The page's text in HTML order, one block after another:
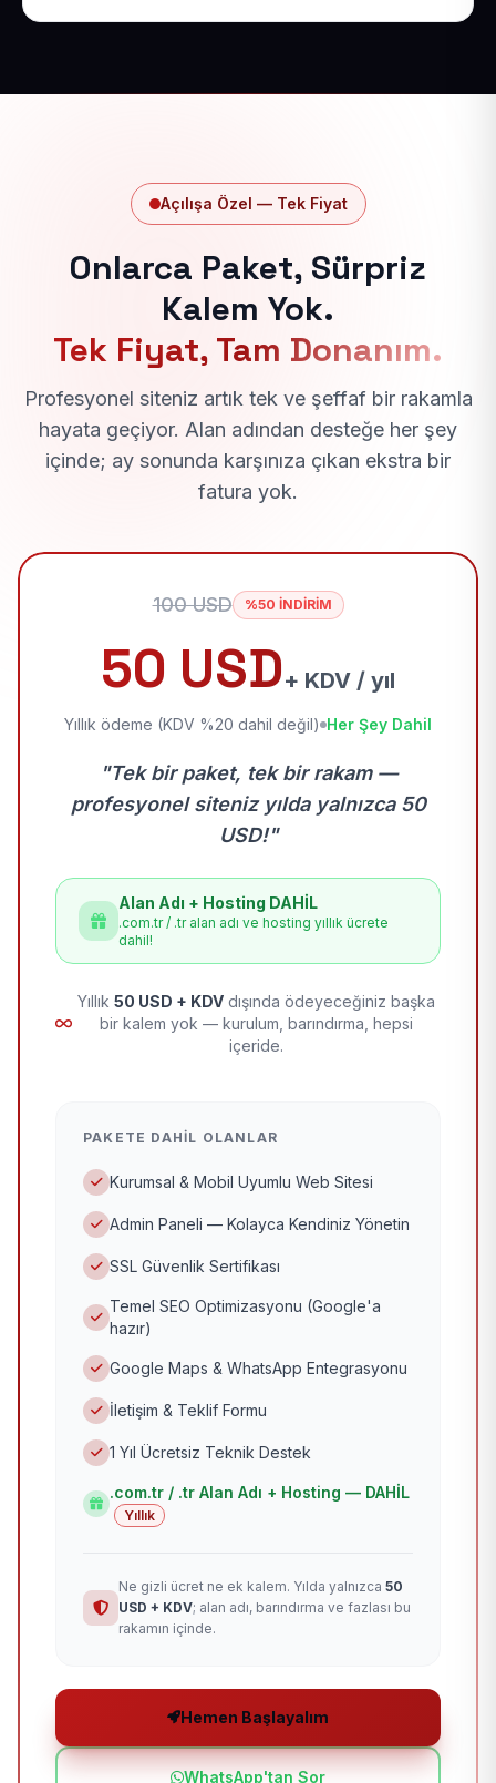
Açılışa Özel — Tek Fiyat
Onlarca Paket, Sürpriz
Kalem Yok.
Tek Fiyat, Tam Donanım.
Profesyonel siteniz artık tek ve şeffaf bir rakamla
hayata geçiyor. Alan adından desteğe her şey
içinde; ay sonunda karşınıza çıkan ekstra bir
fatura yok.
100 USD %50 İNDİRİM
50 USD+ KDV / yıl
Yıllık ödeme (KDV %20 dahil değil) Her Şey Dahil
"Tek bir paket, tek bir rakam —
profesyonel siteniz yılda yalnızca 50
USD!"
Alan Adı + Hosting DAHİL
.com.tr / .tr alan adı ve hosting yıllık ücrete
dahil!
Yıllık 50 USD + KDV dışında ödeyeceğiniz başka
bir kalem yok — kurulum, barındırma, hepsi
içeride.
PAKETE DAHIL OLANLAR
Kurumsal & Mobil Uyumlu Web Sitesi
Admin Paneli — Kolayca Kendiniz Yönetin
SSL Güvenlik Sertifikası
Temel SEO Optimizasyonu (Google'a
hazır)
Google Maps & WhatsApp Entegrasyonu
İletişim & Teklif Formu
1 Yıl Ücretsiz Teknik Destek
.com.tr / .tr Alan Adı + Hosting — DAHİL
Yıllık
Ne gizli ücret ne ek kalem. Yılda yalnızca 50
USD + KDV; alan adı, barındırma ve fazlası bu
rakamın içinde.
Hemen Başlayalım
WhatsApp'tan Sor